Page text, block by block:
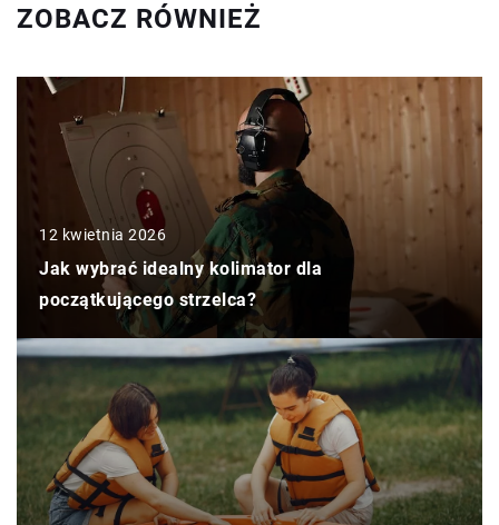
ZOBACZ RÓWNIEŻ
12 kwietnia 2026
Jak wybrać idealny kolimator dla
początkującego strzelca?